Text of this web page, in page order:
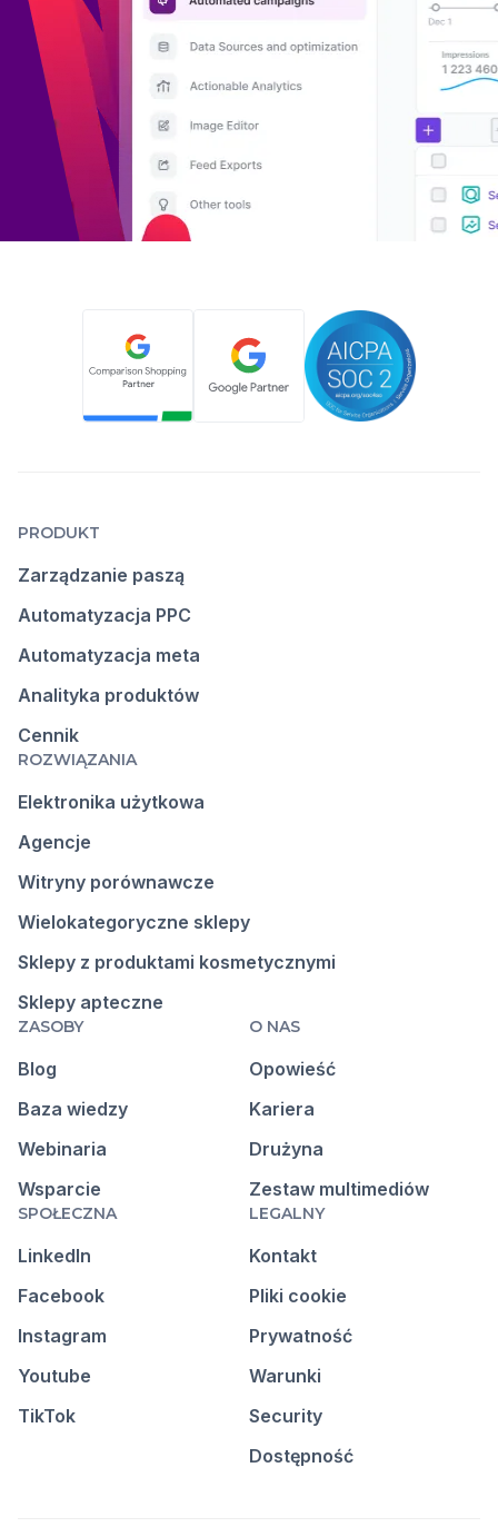
PRODUKT
Zarządzanie paszą
Automatyzacja PPC
Automatyzacja meta
Analityka produktów
Cennik
ROZWIĄZANIA
Elektronika użytkowa
Agencje
Witryny porównawcze
Wielokategoryczne sklepy
Sklepy z produktami kosmetycznymi
Sklepy apteczne
ZASOBY
Blog
Baza wiedzy
Webinaria
Wsparcie
O NAS
Opowieść
Kariera
Drużyna
Zestaw multimediów
SPOŁECZNA
LinkedIn
Facebook
Instagram
Youtube
TikTok
LEGALNY
Kontakt
Pliki cookie
Prywatność
Warunki
Security
Dostępność